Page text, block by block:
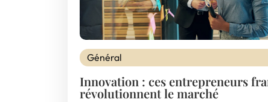
Général
Innovation : ces entrepreneurs
révolutionnent le marché